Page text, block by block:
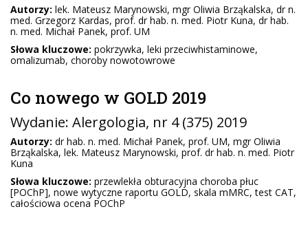
Autorzy: lek. Mateusz Marynowski, mgr Oliwia Brząkalska, dr n.
med. Grzegorz Kardas, prof. dr hab. n. med. Piotr Kuna, dr hab.
n. med. Michał Panek, prof. UM
Słowa kluczowe: pokrzywka, leki przeciwhistaminowe,
omalizumab, choroby nowotowrowe
Co nowego w GOLD 2019
Wydanie: Alergologia, nr 4 (375) 2019
Autorzy: dr hab. n. med. Michał Panek, prof. UM, mgr Oliwia
Brząkalska, lek. Mateusz Marynowski, prof. dr hab. n. med. Piotr
Kuna
Słowa kluczowe: przewlekła obturacyjna choroba płuc
[POChP], nowe wytyczne raportu GOLD, skala mMRC, test CAT,
całościowa ocena POChP